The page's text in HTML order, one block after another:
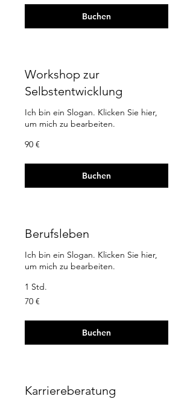
Buchen
Workshop zur
Selbstentwicklung
Ich bin ein Slogan. Klicken Sie hier,
um mich zu bearbeiten.
90
Euro
90 €
Buchen
Berufsleben
Ich bin ein Slogan. Klicken Sie hier,
um mich zu bearbeiten.
1 Std.
70
Euro
70 €
Buchen
Karriereberatung